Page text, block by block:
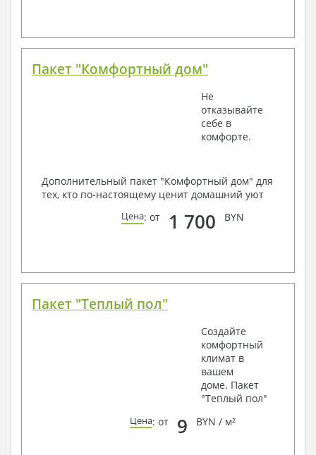
Пакет "Комфортный дом"
Не
отказывайте
себе в
комфорте.
Дополнительный пакет "Комфортный дом" для
тех, кто по-настоящему ценит домашний уют
Цена: от 1 700 BYN
Пакет "Теплый пол"
Создайте
комфортный
климат в
вашем
доме. Пакет
"Теплый пол"
Цена: от 9 BYN / м²